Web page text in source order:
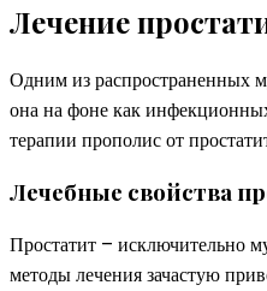
Лечение
Одним из распространенных
она на фоне как
терапии прополис от
Лечебные свойства
Простатит – исключительно
методы лечения зачастую